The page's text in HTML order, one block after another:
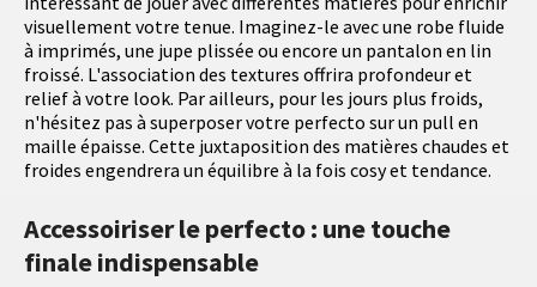
visuellement votre tenue. Imaginez-le avec une robe fluide
à imprimés, une jupe plissée ou encore un pantalon en lin
froissé. L'association des textures offrira profondeur et
relief à votre look. Par ailleurs, pour les jours plus froids,
n'hésitez pas à superposer votre perfecto sur un pull en
maille épaisse. Cette juxtaposition des matières chaudes et
froides engendrera un équilibre à la fois cosy et tendance.
Accessoiriser le perfecto : une touche
finale indispensable